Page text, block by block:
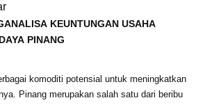
KEUNTUNGAN USAHA
PINANG
komoditi potensial untuk meningkatkan
Pinang merupakan salah satu dari beribu